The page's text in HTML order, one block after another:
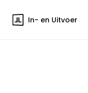
In- en Uitvoer